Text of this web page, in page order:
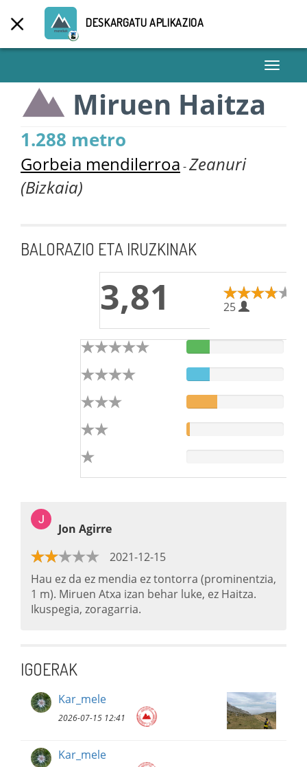
DESKARGATU APLIKAZIOA
Toggle
Miruen Haitza
1.288 metro
Gorbeia mendilerroa -Zeanuri
(Bizkaia)
BALORAZIO ETA IRUZKINAK
3,81 25
Jon Agirre
2021-12-15
Hau ez da ez mendia ez tontorra (prominentzia,
1 m). Miruen Atxa izan behar luke, ez Haitza.
Ikuspegia, zoragarria.
IGOERAK
Kar_mele
2026-07-15 12:41
Kar_mele